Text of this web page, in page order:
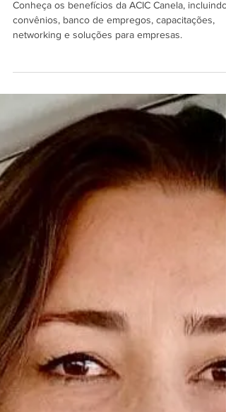
Conheça os benefícios da ACIC Canela, incluindo
convênios, banco de empregos, capacitações,